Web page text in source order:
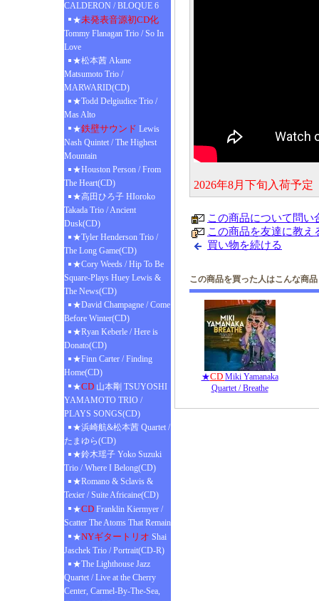
CALDERON / BLOQUE 6
★未発表音源初CD化
Tommy Flanagan Trio / So In
Love
★松本茜 Akane
Matsumoto Trio /
MARWARID(CD)
★Todd Delgiudice Trio /
Mas Alto
★鉄壁サウンド Lewis
Nash Quintet / The Highest
Mountain
★Houston Person / From
The Heart(CD)
★高田ひろ子 HIoroko
Takada Trio / Ancient
Dusk(CD)
★Tyler Henderson Trio /
The Long Game(CD)
★Cory Weeds / Hip To Be
Square-Plays Huey Lewis &
The News(CD)
★David Champagne / Come
Before Winter(CD)
★Ryan Keberle / Here is
Donato(CD)
★Finn Carter / Finding
Home(CD)
★CD 山本剛 TSUYOSHI
YAMAMOTO TRIO /
PLAYS SONGS(CD)
★浜崎航&松本茜 Quartet /
たまゆら(CD)
★鈴木瑶子 Yoko Suzuki
Trio / Where I Belong(CD)
★Romano & Sclavis &
Texier / Suite Africaine(CD)
★CD Franklin Kiermyer /
Scatter The Atoms That Remain
★NYギタートリオ Shai
Jaschek Trio / Portrait(CD-R)
★The Lighthouse Jazz
Quartet / Live at the Cherry
Center, Carmel-By-The-Sea,
2026年8月下旬入荷予
この商品について問い
この商品を友達に教え
買い物を続ける
この商品を買った人はこんな商
★CD Miki Yamanaka
Quartet / Breathe